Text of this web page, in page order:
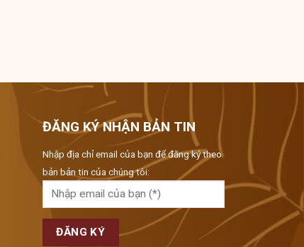
ĐĂNG KÝ NHẬN BẢN TIN
Nhập địa chỉ email của bạn để đăng ký theo
bản bản tin của chúng tôi: